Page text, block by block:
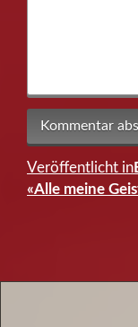
Beitragsnavigation
Veröffentlicht in
«Alle meine